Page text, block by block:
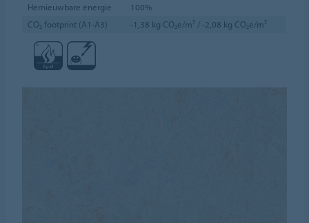
Hernieuwbare energie
100%
CO₂ footprint (A1-A3)
-1,38 kg CO₂e/m² / -2,08 kg CO₂e/m²